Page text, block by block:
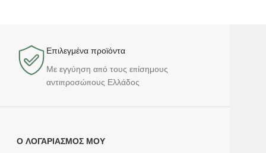
Επιλεγμένα προϊόντα​
Με εγγύηση από τους επίσημους
αντιπροσώπους Ελλάδος
Ο ΛΟΓΑΡΙΑΣΜΌΣ ΜΟΥ